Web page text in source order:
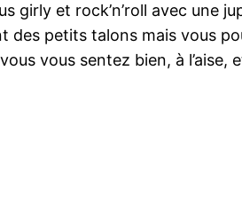
et rock’n’roll avec une
des petits talons mais vous
vous sentez bien, à l’aise,